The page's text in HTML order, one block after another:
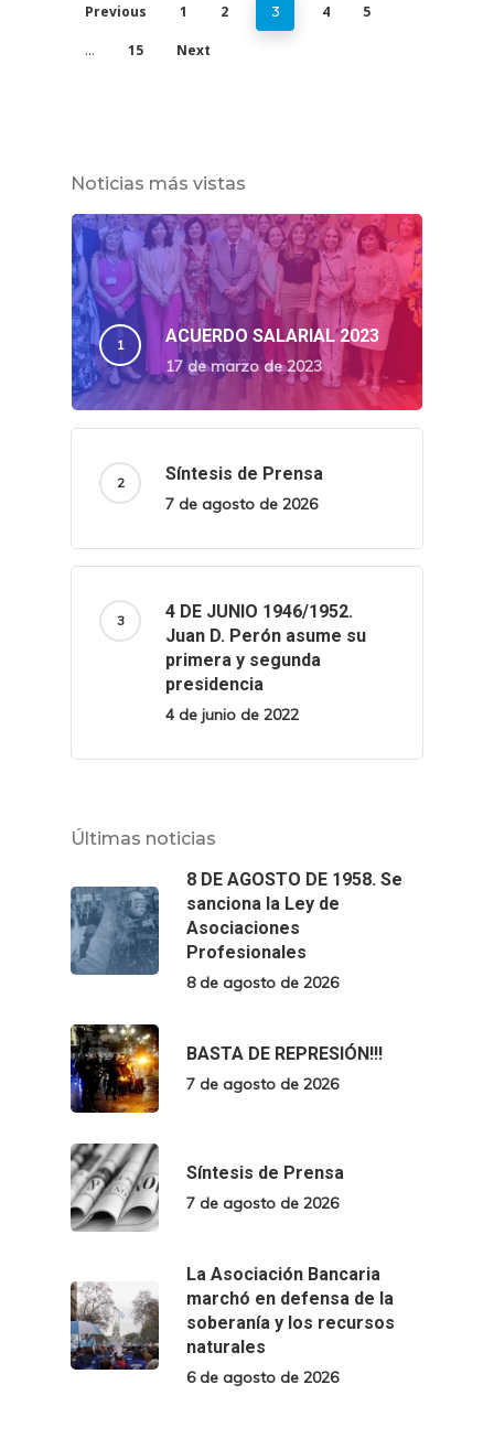
Previous 1 2 3 4 5
… 15 Next
Noticias más vistas
ACUERDO SALARIAL 2023
17 de marzo de 2023
Síntesis de Prensa
7 de agosto de 2026
4 DE JUNIO 1946/1952.
Juan D. Perón asume su
primera y segunda
presidencia
4 de junio de 2022
Últimas noticias
8 DE AGOSTO DE 1958. Se
sanciona la Ley de
Asociaciones
Profesionales
8 de agosto de 2026
BASTA DE REPRESIÓN!!!
7 de agosto de 2026
Síntesis de Prensa
7 de agosto de 2026
La Asociación Bancaria
marchó en defensa de la
soberanía y los recursos
naturales
6 de agosto de 2026